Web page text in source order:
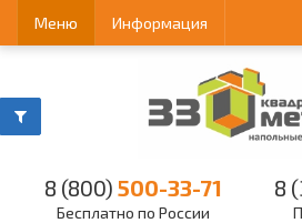
Меню Информация
8 (800) 500-33-71
Бесплатно по России
8